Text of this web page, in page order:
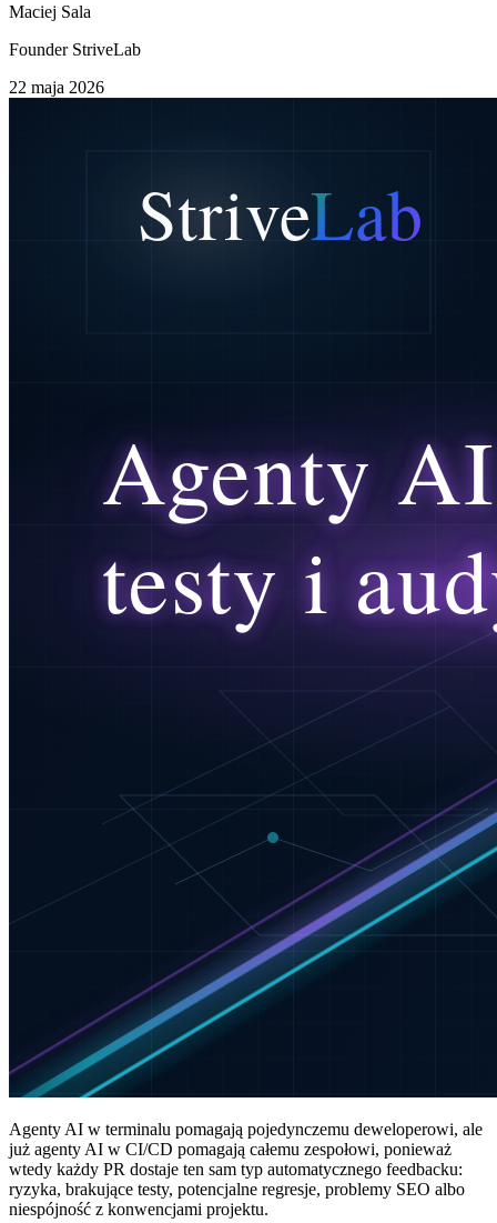
Maciej Sala
Founder StriveLab
22 maja 2026
Agenty AI w terminalu pomagają pojedynczemu deweloperowi, ale
już agenty AI w CI/CD pomagają całemu zespołowi, ponieważ
wtedy każdy PR dostaje ten sam typ automatycznego feedbacku:
ryzyka, brakujące testy, potencjalne regresje, problemy SEO albo
niespójność z konwencjami projektu.